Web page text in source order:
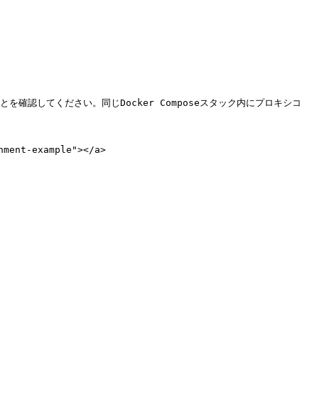
を確認してください。同じDocker Composeスタック内にプロキシコ
example"></a>